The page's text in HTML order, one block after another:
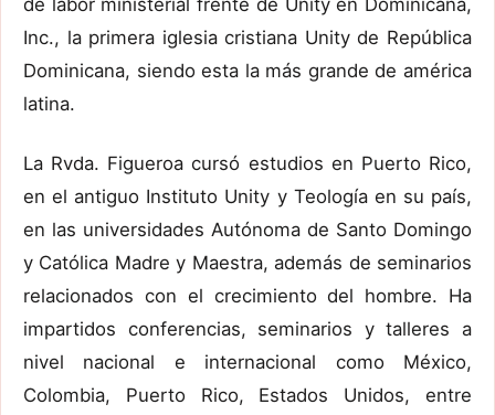
de labor ministerial frente de Unity en Dominicana,
Inc., la primera iglesia cristiana Unity de República
Dominicana, siendo esta la más grande de américa
latina.
La Rvda. Figueroa cursó estudios en Puerto Rico,
en el antiguo Instituto Unity y Teología en su país,
en las universidades Autónoma de Santo Domingo
y Católica Madre y Maestra, además de seminarios
relacionados con el crecimiento del hombre. Ha
impartidos conferencias, seminarios y talleres a
nivel nacional e internacional como México,
Colombia, Puerto Rico, Estados Unidos, entre